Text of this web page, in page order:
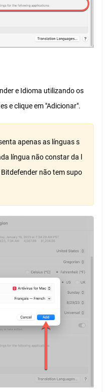
e Idioma utilizando os
e clique em "Adicionar".
apenas as línguas s
língua não constar da l
não tem supo